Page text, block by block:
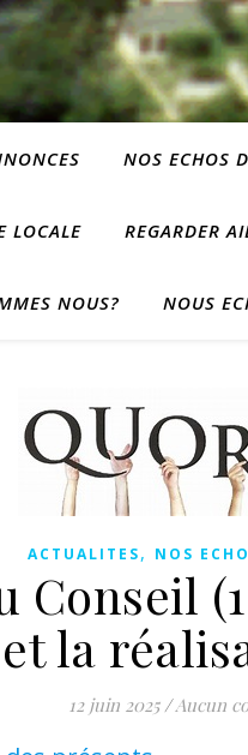
NOS ECHOS
LOCALE REGARDER
NOUS? NOUS
ACTUALITES, NOS
Conseil
la
12 juin 2025 /Aucun